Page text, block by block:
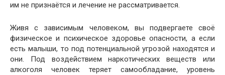
им не признаётся и лечение не рассматривается.
Живя с зависимым человеком, вы подвергаете своё
физическое и психическое здоровье опасности, а если
есть малыши, то под потенциальной угрозой находятся и
они. Под воздействием наркотических веществ или
алкоголя человек теряет самообладание, уровень